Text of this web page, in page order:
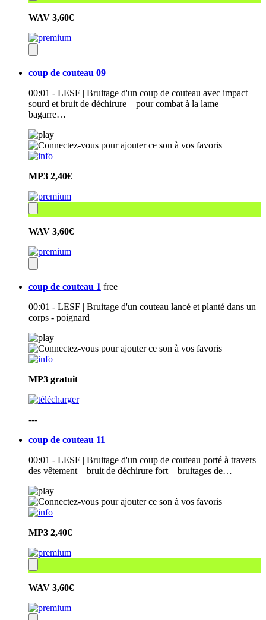
WAV 3,60€
coup de couteau 09
00:01 - LESF | Bruitage d'un coup de couteau avec impact
sourd et bruit de déchirure – pour combat à la lame –
bagarre…
MP3 2,40€
WAV 3,60€
coup de couteau 1 free
00:01 - LESF | Bruitage d'un couteau lancé et planté dans un
corps - poignard
MP3 gratuit
---
coup de couteau 11
00:01 - LESF | Bruitage d'un coup de couteau porté à travers
des vêtement – bruit de déchirure fort – bruitages de…
MP3 2,40€
WAV 3,60€